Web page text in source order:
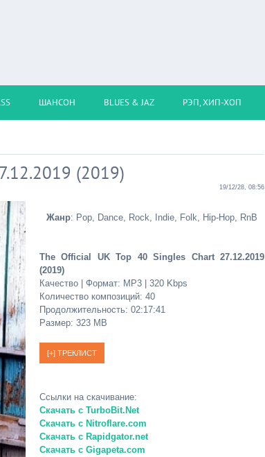
ШАНСОН BLUES & JAZ РЭП, ХИП-ХОП
(2019)
19/12/28, 08:56
Жанр: Pop, Dance, Rock, Indie, Folk, Hip-Hop, RnB
The Official UK Top 40 Singles Chart 27.12.2019
(2019)
Качество | Формат: MP3 | 320 Kbps
Количество композиций: 40
Продолжительность: 02:17:41
Размер: 323 MB
Ссылки на скачивание:
Скачать с TurboBit.Net
Скачать с Nitroflare.com
Скачать с Rapidgator.net
Скачать с Gigapeta.com